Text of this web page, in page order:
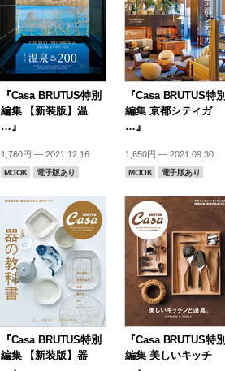
『Casa BRUTUS特別
編集 【新装版】温
…』
1,760円 — 2021.12.16
MOOK 電子版あり
『Casa BRUTUS特別
編集 京都シティガ
…』
1,650円 — 2021.09.30
MOOK 電子版あり
『Casa BRUTUS特別
編集 【新装版】器
『Casa BRUTUS特別
編集 美しいキッチ